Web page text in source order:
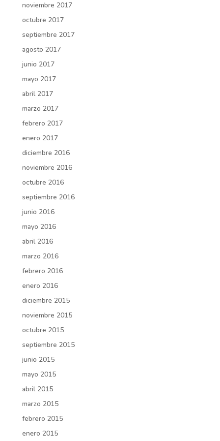
noviembre 2017
octubre 2017
septiembre 2017
agosto 2017
junio 2017
mayo 2017
abril 2017
marzo 2017
febrero 2017
enero 2017
diciembre 2016
noviembre 2016
octubre 2016
septiembre 2016
junio 2016
mayo 2016
abril 2016
marzo 2016
febrero 2016
enero 2016
diciembre 2015
noviembre 2015
octubre 2015
septiembre 2015
junio 2015
mayo 2015
abril 2015
marzo 2015
febrero 2015
enero 2015